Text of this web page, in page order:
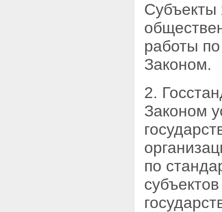
Субъекты
работы
Законом.
2.
Законом
по